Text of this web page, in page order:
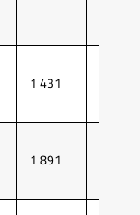
1 431
1 891